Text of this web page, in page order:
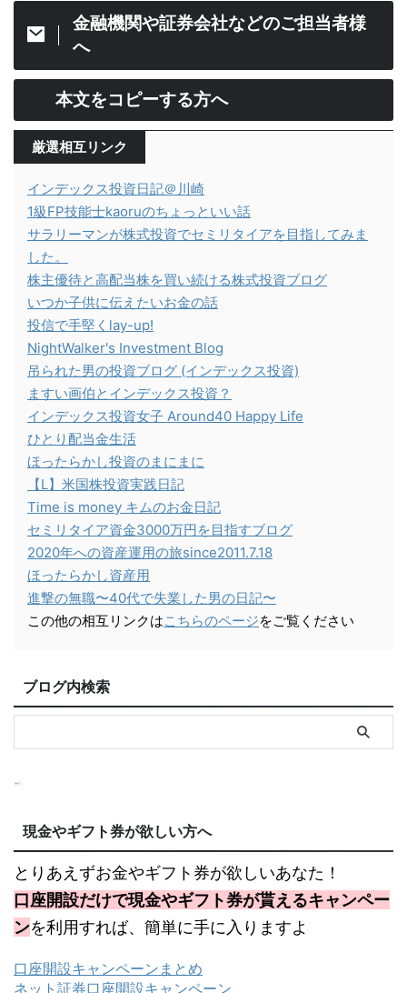
金融機関や証券会社などのご担当者様
へ
本文をコピーする方へ
厳選相互リンク
インデックス投資日記＠川崎
1級FP技能士kaoruのちょっといい話
サラリーマンが株式投資でセミリタイアを目指してみま
した。
株主優待と高配当株を買い続ける株式投資ブログ
いつか子供に伝えたいお金の話
投信で手堅くlay-up!
NightWalker's Investment Blog
吊られた男の投資ブログ (インデックス投資)
ますい画伯とインデックス投資？
インデックス投資女子 Around40 Happy Life
ひとり配当金生活
ほったらかし投資のまにまに
【L】米国株投資実践日記
Time is money キムのお金日記
セミリタイア資金3000万円を目指すブログ
2020年への資産運用の旅since2011.7.18
ほったらかし資産用
進撃の無職〜40代で失業した男の日記〜
この他の相互リンクはこちらのページをご覧ください
ブログ内検索
現金やギフト券が欲しい方へ
とりあえずお金やギフト券が欲しいあなた！
口座開設だけで現金やギフト券が貰えるキャンペー
ンを利用すれば、簡単に手に入りますよ
口座開設キャンペーンまとめ
ネット証券口座開設キャンペーン